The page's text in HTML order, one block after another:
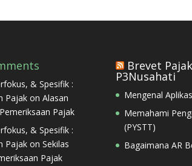
& Spesifik :
Pajakon Alasan
Pajak
& Spesifik :
Pajakon Sekilas
Pajak
Brevet Pajak
P3Nusahati
Mengenal
Memahami
(PYSTT)
Bagaimana AR